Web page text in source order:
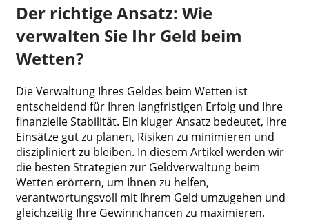
Der richtige Ansatz: Wie
verwalten Sie Ihr Geld beim
Wetten?
Die Verwaltung Ihres Geldes beim Wetten ist
entscheidend für Ihren langfristigen Erfolg und Ihre
finanzielle Stabilität. Ein kluger Ansatz bedeutet, Ihre
Einsätze gut zu planen, Risiken zu minimieren und
diszipliniert zu bleiben. In diesem Artikel werden wir
die besten Strategien zur Geldverwaltung beim
Wetten erörtern, um Ihnen zu helfen,
verantwortungsvoll mit Ihrem Geld umzugehen und
gleichzeitig Ihre Gewinnchancen zu maximieren.